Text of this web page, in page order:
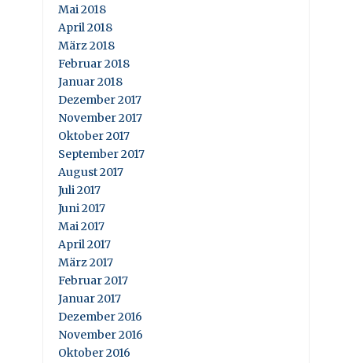
Mai 2018
April 2018
März 2018
Februar 2018
Januar 2018
Dezember 2017
November 2017
Oktober 2017
September 2017
August 2017
Juli 2017
Juni 2017
Mai 2017
April 2017
März 2017
Februar 2017
Januar 2017
Dezember 2016
November 2016
Oktober 2016